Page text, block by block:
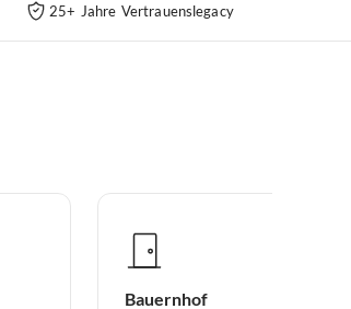
25+ Jahre Vertrauenslegacy
Bauernhof